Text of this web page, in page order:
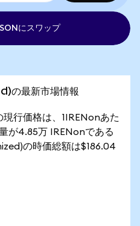
にスワップ
最新市場情報
行価格は、1IRENonあた
が4.85万 IRENonである
の時価総額は$186.04